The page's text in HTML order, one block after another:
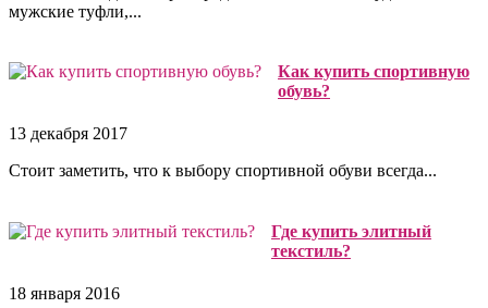
мужские туфли,...
Как купить спортивную
обувь?
13 декабря 2017
Стоит заметить, что к выбору спортивной обуви всегда...
Где купить элитный
текстиль?
18 января 2016